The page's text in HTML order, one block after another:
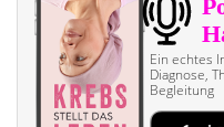
Ein echtes
Diagnose,
Begleitung